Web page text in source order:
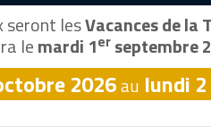
lesVacances de la
lemardi 1erseptembre
2026au lundi